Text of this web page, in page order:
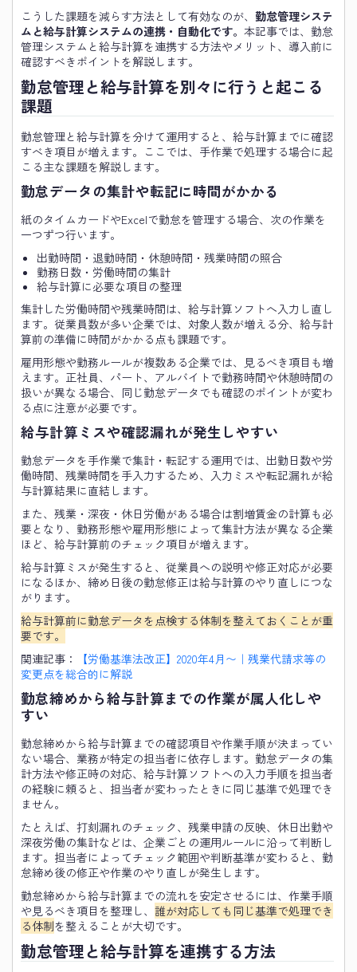
こうした課題を減らす方法として有効なのが、 勤怠管理システ
ムと給与計算システムの連携・自動化です。 本記事では、勤怠
管理システムと給与計算を連携する方法やメリット、導入前に
確認すべきポイントを解説します。
勤怠管理と給与計算を別々に行うと起こる
課題
勤怠管理と給与計算を分けて運用すると、給与計算までに確認
すべき項目が増えます。ここでは、手作業で処理する場合に起
こる主な課題を解説します。
勤怠データの集計や転記に時間がかかる
紙のタイムカードやExcelで勤怠を管理する場合、次の作業を
一つずつ行います。
出勤時間・退勤時間・休憩時間・残業時間の照合
勤務日数・労働時間の集計
給与計算に必要な項目の整理
集計した労働時間や残業時間は、給与計算ソフトへ入力し直し
ます。従業員数が多い企業では、対象人数が増える分、給与計
算前の準備に時間がかかる点も課題です。
雇用形態や勤務ルールが複数ある企業では、見るべき項目も増
えます。正社員、パート、アルバイトで勤務時間や休憩時間の
扱いが異なる場合、同じ勤怠データでも確認のポイントが変わ
る点に注意が必要です。
給与計算ミスや確認漏れが発生しやすい
勤怠データを手作業で集計・転記する運用では、出勤日数や労
働時間、残業時間を手入力するため、入力ミスや転記漏れが給
与計算結果に直結します。
また、残業・深夜・休日労働がある場合は割増賃金の計算も必
要となり、勤務形態や雇用形態によって集計方法が異なる企業
ほど、給与計算前のチェック項目が増えます。
給与計算ミスが発生すると、従業員への説明や修正対応が必要
になるほか、締め日後の勤怠修正は給与計算のやり直しにつな
がります。
給与計算前に勤怠データを点検する体制を整えておくことが重
要です。
関連記事：
【労働基準法改正】2020年4月〜｜残業代請求等の
変更点を総合的に解説
勤怠締めから給与計算までの作業が属人化しや
すい
勤怠締めから給与計算までの確認項目や作業手順が決まってい
ない場合、業務が特定の担当者に依存します。勤怠データの集
計方法や修正時の対応、給与計算ソフトへの入力手順を担当者
の経験に頼ると、担当者が変わったときに同じ基準で処理でき
ません。
たとえば、打刻漏れのチェック、残業申請の反映、休日出勤や
深夜労働の集計などは、企業ごとの運用ルールに沿って判断し
ます。担当者によってチェック範囲や判断基準が変わると、勤
怠締め後の修正や作業のやり直しが発生します。
勤怠締めから給与計算までの流れを安定させるには、作業手順
や見るべき項目を整理し、 誰が対応しても同じ基準で処理でき
る体制を整えることが大切です。
勤怠管理と給与計算を連携する方法